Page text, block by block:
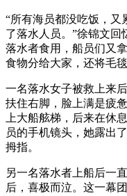
“所有海员都没吃饭，又
了落水人员。”徐锦文回
落水者食用，船员们又
食物分给大家，还将毛
一名落水女子被救上来
扶住右脚，脸上满是疲
上大船舷梯，后来在休
员的手机镜头，她露出
拇指。
另一名落水者上船后一
后，喜极而泣。这一幕